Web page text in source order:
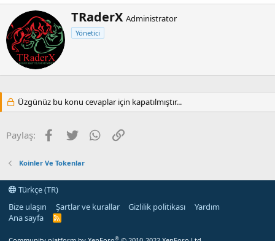
Y
a
z
TRaderX Administrator
Yönetici
Üzgünüz bu konu cevaplar için kapatılmıştır...
Paylaş: Facebook
Twitter WhatsApp
Koinler Ve Tokenlar
Türkçe (TR)
Bize ulaşın
Şartlar ve kurallar Gizlilik politikası
Yardım
Ana sayfa
R
®